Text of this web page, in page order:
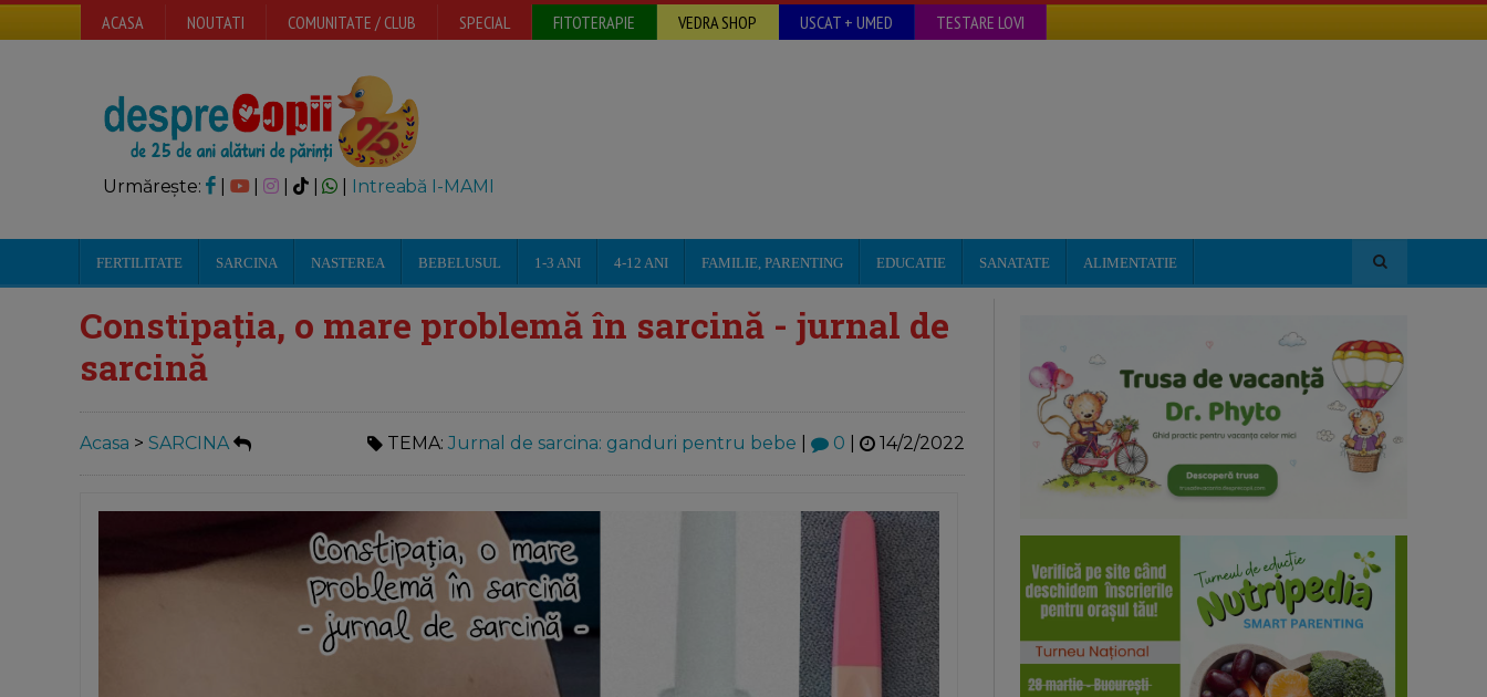
ACASA NOUTATI COMUNITATE / CLUB SPECIAL FITOTERAPIE VEDRA SHOP USCAT + UMED TESTARE LOVI
Urmărește: | | Intreabă I-MAMI
FERTILITATE SARCINA NASTEREA BEBELUSUL 1-3 ANI 4-12 ANI FAMILIE, PARENTING EDUCATIE SANATATE ALIMENTATIE
Constipația, o mare problemă în sarcină - jurnal de
sarcină
Acasa > SARCINA TEMA: Jurnal de sarcina: ganduri pentru bebe 0 14/2/2022